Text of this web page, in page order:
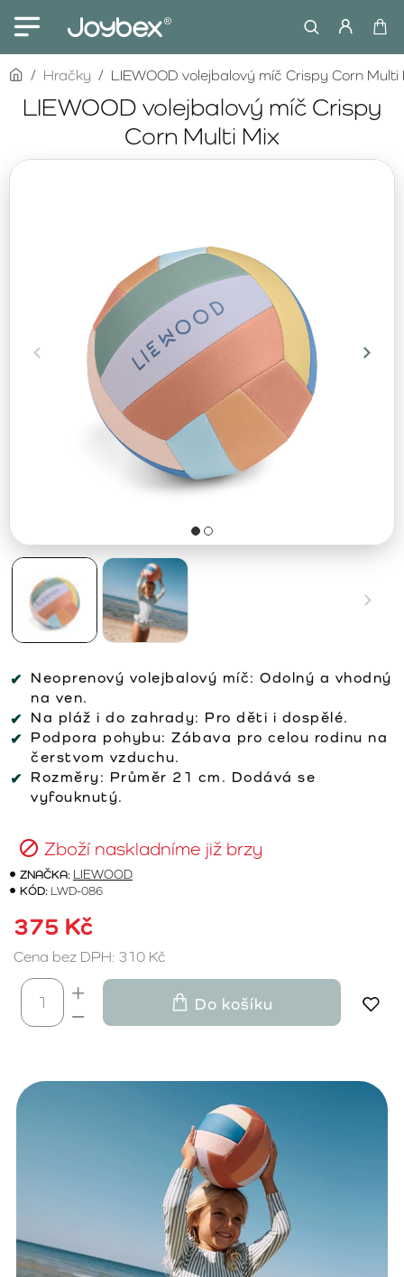
LIEWOOD volejbalový míč Crispy
Corn Multi Mix
homeHračky LIEWOOD volejbalový míč Crispy Corn Multi
Neoprenový volejbalový míč: Odolný a vhodný
na ven.
Na pláž i do zahrady: Pro děti i dospělé.
Podpora pohybu: Zábava pro celou rodinu na
čerstvom vzduchu.
Rozměry: Průměr 21 cm. Dodává se
vyfouknutý.
Zboží naskladníme již brzy
ZNAČKA: LIEWOOD
KÓD: LWD-086
375 Kč
Cena bez DPH: 310 Kč
Do košíku